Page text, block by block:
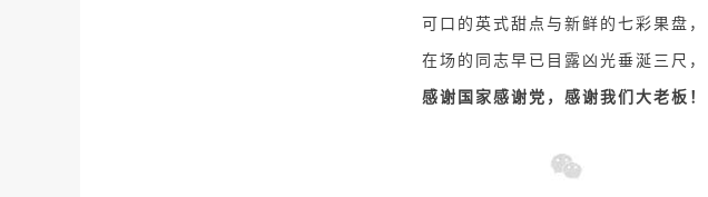
可口的英式甜点与新鲜的七彩果盘，
在场的同志早已目露凶光垂涎三尺，
感谢国家感谢党，感谢我们大老板！